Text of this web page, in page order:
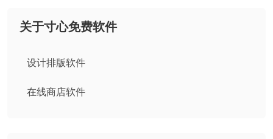
关于寸心免费软件
设计排版软件
在线商店软件